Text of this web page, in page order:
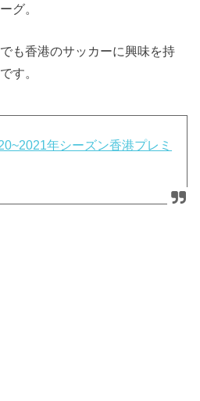
グ。
も香港のサッカーに興味を持
す。
年シーズン香港プレミ